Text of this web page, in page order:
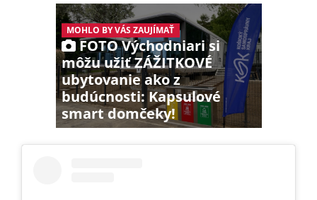
MOHLO BY VÁS ZAUJÍMAŤ
FOTO Východniari si
môžu užiť ZÁŽITKOVÉ
ubytovanie ako z
budúcnosti: Kapsulové
smart domčeky!